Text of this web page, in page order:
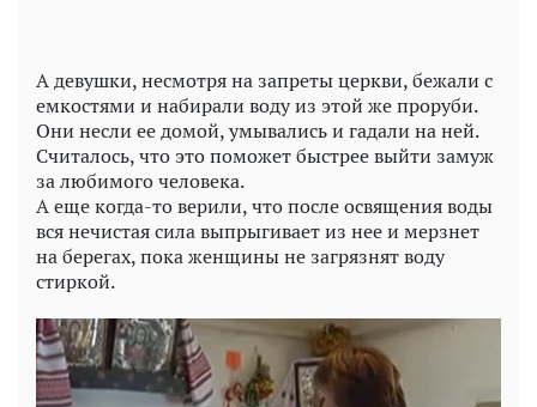
А девушки, несмотря на запреты церкви, бежали с
емкостями и набирали воду из этой же проруби.
Они несли ее домой, умывались и гадали на ней.
Считалось, что это поможет быстрее выйти замуж
за любимого человека.
А еще когда-то верили, что после освящения воды
вся нечистая сила выпрыгивает из нее и мерзнет
на берегах, пока женщины не загрязнят воду
стиркой.